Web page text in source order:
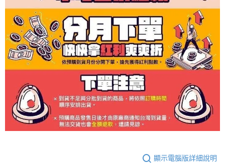
顯示電腦版詳細說明